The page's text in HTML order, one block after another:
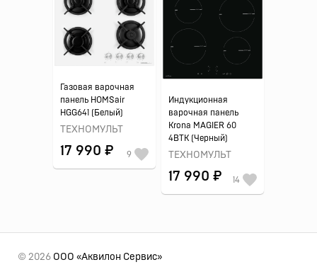
Газовая варочная
панель HOMSair
HGG641 (Белый)
ТЕХНОМУЛЬТ
17 990 ₽ 9
Индукционная
варочная панель
Krona MAGIER 60
4BTK (Черный)
ТЕХНОМУЛЬТ
17 990 ₽ 14
© 2026 ООО «Аквилон Сервис»